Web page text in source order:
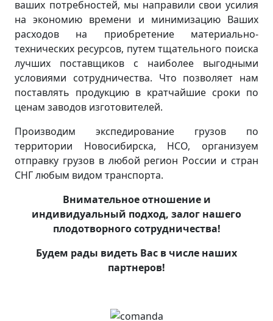
ваших потребностей, мы направили свои усилия
на экономию времени и минимизацию Ваших
расходов на приобретение материально-
технических ресурсов, путем тщательного поиска
лучших поставщиков с наиболее выгодными
условиями сотрудничества. Что позволяет нам
поставлять продукцию в кратчайшие сроки по
ценам заводов изготовителей.
Производим экспедирование грузов по
территории Новосибирска, НСО, организуем
отправку грузов в любой регион России и стран
СНГ любым видом транспорта.
Внимательное отношение и
индивидуальный подход, залог нашего
плодотворного сотрудничества!
Будем рады видеть Вас в числе наших
партнеров!